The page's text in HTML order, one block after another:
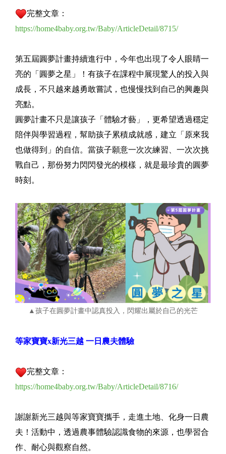
完整文章：
https://home4baby.org.tw/Baby/ArticleDetail/8715/
第五屆圓夢計畫持續進行中，今年也出現了令人眼睛一
亮的「圓夢之星」！有孩子在課程中展現驚人的投入與
成長，不只越來越勇敢嘗試，也慢慢找到自己的興趣與
亮點。
圓夢計畫不只是讓孩子「體驗才藝」，更希望透過穩定
陪伴與學習過程，幫助孩子累積成就感，建立「原來我
也做得到」的自信。當孩子願意一次次練習、一次次挑
戰自己，那份努力閃閃發光的模樣，就是最珍貴的圓夢
時刻。
▲孩子在圓夢計畫中認真投入，閃耀出屬於自己的光芒
等家寶寶x新光三越 一日農夫體驗
完整文章：
https://home4baby.org.tw/Baby/ArticleDetail/8716/
謝謝新光三越與等家寶寶攜手，走進土地、化身一日農
夫！活動中，透過農事體驗認識食物的來源，也學習合
作、耐心與觀察自然。